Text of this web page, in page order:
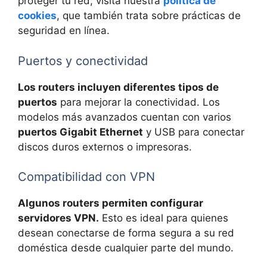
cookies, que también trata sobre prácticas de
seguridad en línea.
Puertos y conectividad
Los routers incluyen diferentes tipos de
puertos para mejorar la conectividad. Los
modelos más avanzados cuentan con varios
puertos Gigabit Ethernet y USB para conectar
discos duros externos o impresoras.
Compatibilidad con VPN
Algunos routers permiten configurar
servidores VPN. Esto es ideal para quienes
desean conectarse de forma segura a su red
doméstica desde cualquier parte del mundo.